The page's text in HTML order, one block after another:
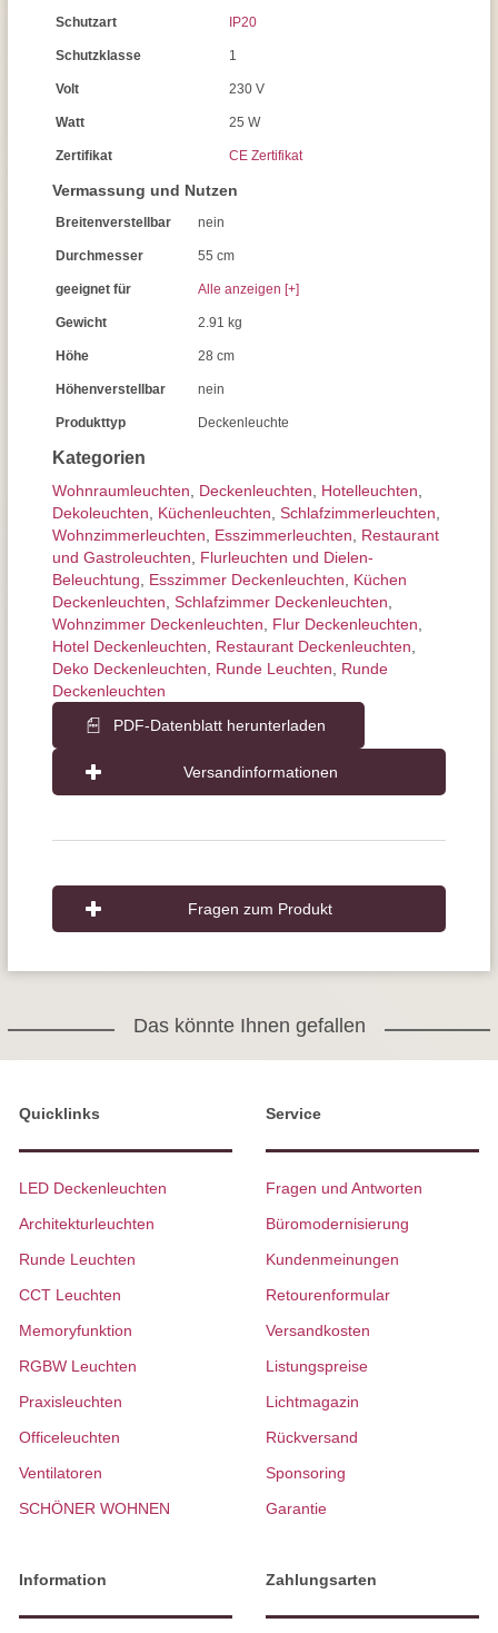
Kategorien
Wohnraum­leuchten Decken­leuchten Hotelleuchten
Dekoleuchten
Küchenleuchten Schlafzimmer­leuchten
Wohnzimmer­leuchten
Esszimmer­­leuchten
Restaurant
und Gastroleuchten
Flurleuchten und Dielen-
Beleuchtung
Esszimmer Deckenleuchten
Küchen
Deckenleuchten Schlafzimmer Deckenleuchten
Wohnzimmer Deckenleuchten
Flur Deckenleuchten
Hotel Deckenleuchten
Restaurant Deckenleuchten
Deko Deckenleuchten
Runde Leuchten
Runde
Deckenleuchten
PDF-Datenblatt herunterladen
Versandinformationen
Schutzart IP20
Schutzklasse 1
Volt 230 V
Watt 25 W
Zertifikat CE Zertifikat
Vermassung und Nutzen
Breitenverstellbar nein
Durchmesser 55 cm
geeignet für Alle anzeigen [+]
Gewicht 2.91 kg
Höhe 28 cm
Höhenverstellbar nein
Produkttyp Deckenleuchte
Fragen zum Produkt
Das könnte Ihnen gefallen
Quicklinks
LED Deckenleuchten
Architekturleuchten
Runde Leuchten
CCT Leuchten
Memoryfunktion
RGBW Leuchten
Praxisleuchten
Officeleuchten
Ventilatoren
SCHÖNER WOHNEN
Service
Fragen und Antworten
Büromodernisierung
Kundenmeinungen
Retourenformular
Versandkosten
Listungspreise
Lichtmagazin
Rückversand
Sponsoring
Garantie
Information Zahlungsarten